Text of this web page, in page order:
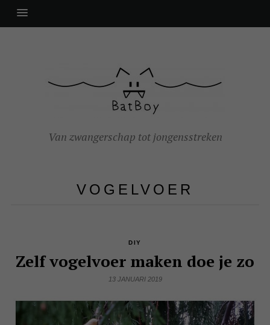
Van zwangerschap tot jongensstreken
VOGELVOER
DIY
Zelf vogelvoer maken doe je zo
13 JANUARI 2019